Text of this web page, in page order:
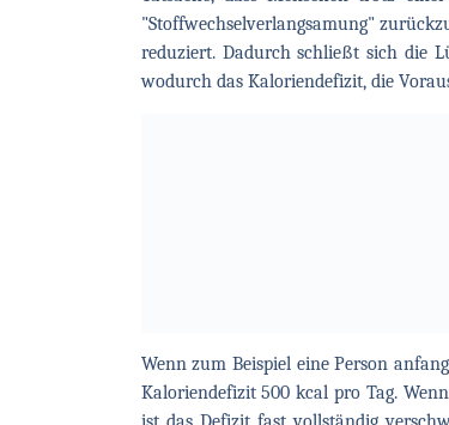
"Stoffwechselverlangsamung"
reduziert. Dadurch schließt sich die
wodurch das Kaloriendefizit, die
Wenn zum Beispiel eine Person
Kaloriendefizit 500 kcal pro Tag.